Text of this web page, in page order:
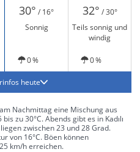
30° / 16° 32° / 30°
Sonnig
Teils sonnig und
windig
0 % 0 %
heute
Nachmittag eine Mischung aus
zu 30°C. Abends gibt es in Kadılı
zwischen 23 und 28 Grad.
von 16°C. Böen können
km/h erreichen.